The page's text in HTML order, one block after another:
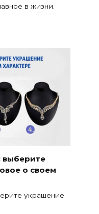
в жизни.
выберите
о своем
украшение